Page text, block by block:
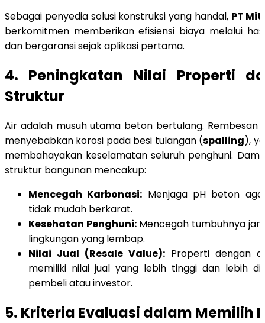
Sebagai penyedia solusi konstruksi yang handal, PT
berkomitmen memberikan efisiensi biaya melalui
dan bergaransi sejak aplikasi pertama.
4. Peningkatan Nilai Properti
Struktur
Air adalah musuh utama beton bertulang. Rembesan
menyebabkan korosi pada besi tulangan (spalling),
membahayakan keselamatan seluruh penghuni.
struktur bangunan mencakup:
Mencegah Karbonasi: Menjaga pH beton
tidak mudah berkarat.
Kesehatan Penghuni:Mencegah tumbuhnya
lingkungan yang lembap.
Nilai Jual (Resale Value):Properti dengan
memiliki nilai jual yang lebih tinggi dan lebih
pembeli atau investor.
5. Kriteria Evaluasi dalam Memilih